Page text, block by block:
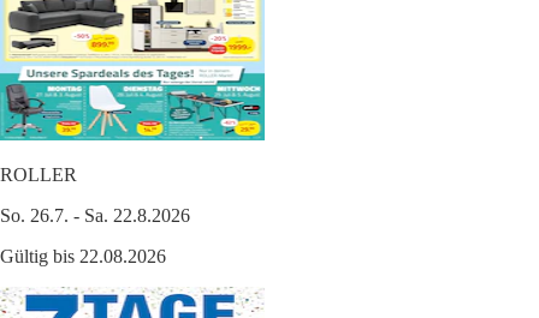
ROLLER
So. 26.7. - Sa. 22.8.2026
Gültig bis 22.08.2026